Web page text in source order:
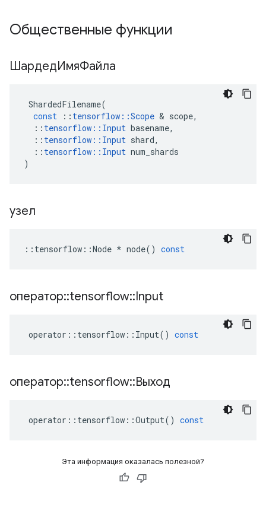
Общественные функции
ШардедИмяФайла
ShardedFilename(
const
:: tensorflow ::Scope & scope,
:: tensorflow :: Input basename,
:: tensorflow :: Input shard,
:: tensorflow :: Input num_shards
)
узел
:: tensorflow ::Node * node() const
оператор::tensorflow::Input
operator :: tensorflow :: Input() const
оператор::tensorflow::Выход
operator :: tensorflow ::Output() const
Эта информация оказалась полезной?